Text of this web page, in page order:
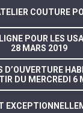
COUTURE
POUR LES
28 MARS 2019
D’OUVERTURE
DU MERCREDI 6